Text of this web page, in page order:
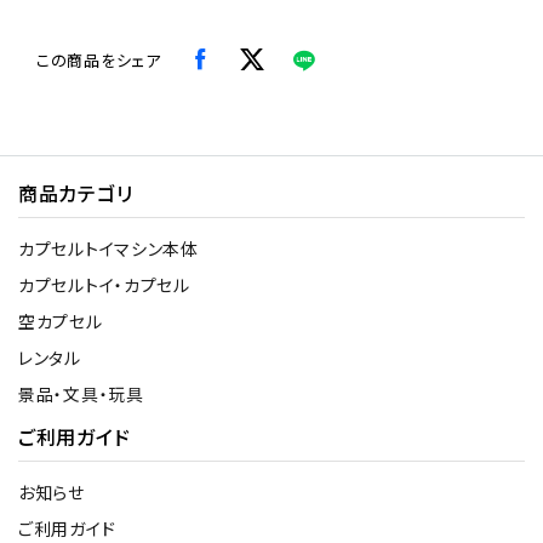
この商品をシェア
商品カテゴリ
カプセルトイマシン本体
カプセルトイ・カプセル
空カプセル
レンタル
景品・文具・玩具
ご利用ガイド
お知らせ
ご利用ガイド